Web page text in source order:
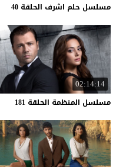
مسلسل حلم اشرف الحلقة 40
02:14:14
مسلسل المنظمة الحلقة 181